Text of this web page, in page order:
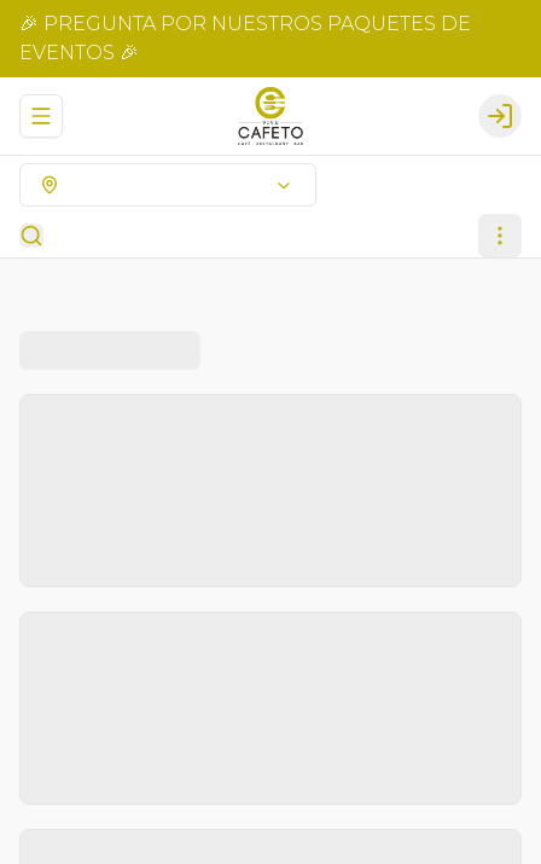
🎉 PREGUNTA POR NUESTROS PAQUETES DE
EVENTOS 🎉
Abrir menu de navegación